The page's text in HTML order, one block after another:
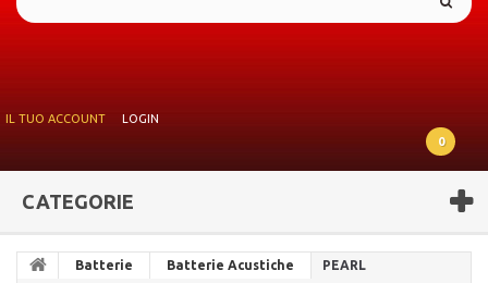
IL TUO ACCOUNT
LOGIN
0
CATEGORIE
Batterie Batterie Acustiche
PEARL